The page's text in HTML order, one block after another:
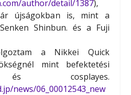
author/detail/1387),
újságokban is, mint a
Shinbun. és a Fuji
a Nikkei Quick
mint befektetési
és cosplayes.
news/06_00012543_new